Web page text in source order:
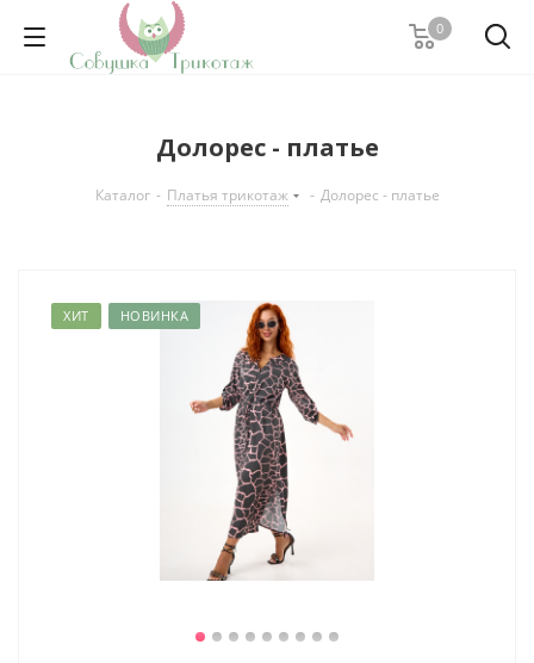
0
Долорес - платье
Каталог - Платья трикотаж - Долорес - платье
ХИТ НОВИНКА